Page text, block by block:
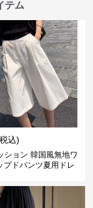
テム
込)
ション 韓国風無地ワ
プドパンツ夏用ドレ